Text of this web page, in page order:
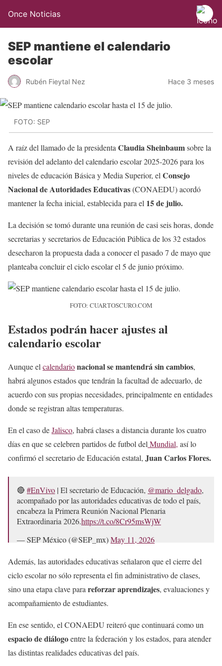
Once Noticias
SEP mantiene el calendario
escolar
Rubén Fieytal Nez Hace 3 meses
FOTO: SEP
A raíz del llamado de la presidenta Claudia Sheinbaumsobre la
revisión del adelanto del calendario escolar 2025-2026 para los
niveles de educación Básica y Media Superior, el Consejo
Nacional de Autoridades Educativas(CONAEDU) acordó
mantener la fecha inicial, establecida para el 15 de julio.
La decisión se tomó durante una reunión de casi seis horas, donde
secretarias y secretarios de Educación Pública de los 32 estados
desecharon la propuesta dada a conocer el pasado 7 de mayo que
planteaba concluir el ciclo escolar el 5 de junio próximo.
FOTO: CUARTOSCURO.COM
Estados podrán hacer ajustes al
calendario escolar
Aunque el calendarionacional se mantendrá sin cambios,
habrá algunos estados que tendrán la facultad de adecuarlo, de
acuerdo con sus propias necesidades, principalmente en entidades
donde se registran altas temperaturas.
En el caso deJalisco, habrá clases a distancia durante los cuatro
días en que se celebren partidos de futbol del Mundial, así lo
confirmó el secretario de Educación estatal, Juan Carlos Flores.
🔴 #EnVivo | El secretario de Educación, @mario_delgado,
acompañado por las autoridades educativas de todo el país,
encabeza la Primera Reunión Nacional Plenaria
Extraordinaria 2026.https://t.co/8Cr95msWjW
— SEP México (@SEP_mx)May 11, 2026
Además, las autoridades educativas señalaron que el cierre del
ciclo escolar no sólo representa el fin administrativo de clases,
sino una etapa clave para reforzar aprendizajes, evaluaciones y
acompañamiento de estudiantes.
En ese sentido, el CONAEDU reiteró que continuará como un
espacio de diálogoentre la federación y los estados, para atender
las distintas realidades educativas del país.